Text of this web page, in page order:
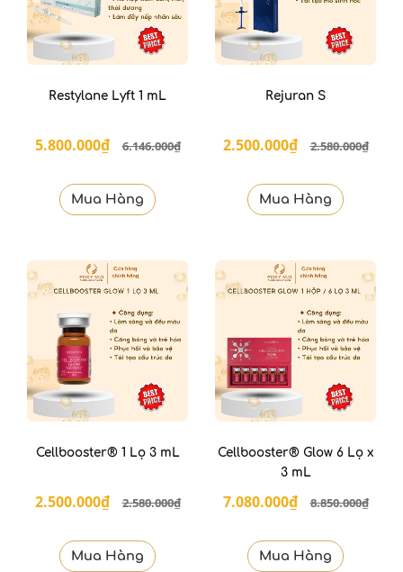
Restylane Lyft 1 mL
5.800.000₫ 6.146.000₫
Mua Hàng
Rejuran S
2.500.000₫ 2.580.000₫
Mua Hàng
Cellbooster® 1 Lọ 3 mL
2.500.000₫ 2.580.000₫
Mua Hàng
Cellbooster® Glow 6 Lọ x
3 mL
7.080.000₫ 8.850.000₫
Mua Hàng